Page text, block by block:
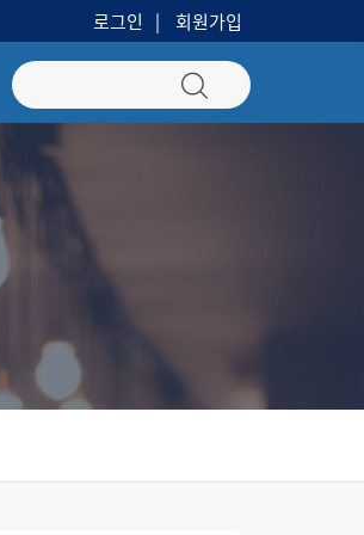
로그인 회원가입